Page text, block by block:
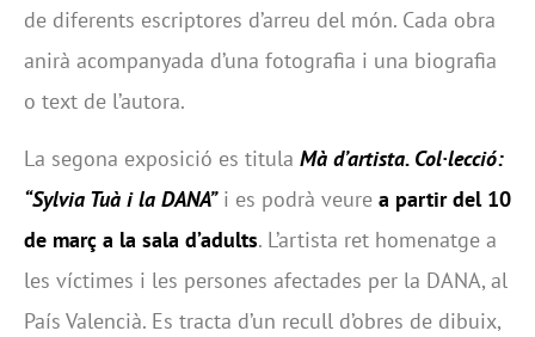
de diferents escriptores d’arreu del món. Cada obra
anirà acompanyada d’una fotografia i una biografia
o text de l’autora.
La segona exposició es titula Mà d’artista. Col·lecció:
“Sylvia Tuà i la DANA”i es podrà veure a partir del 10
de març a la sala d’adults. L’artista ret homenatge a
les víctimes i les persones afectades per la DANA, al
País Valencià. Es tracta d’un recull d’obres de dibuix,